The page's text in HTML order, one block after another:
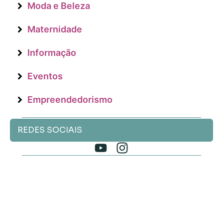
Moda e Beleza
Maternidade
Informação
Eventos
Empreendedorismo
REDES SOCIAIS